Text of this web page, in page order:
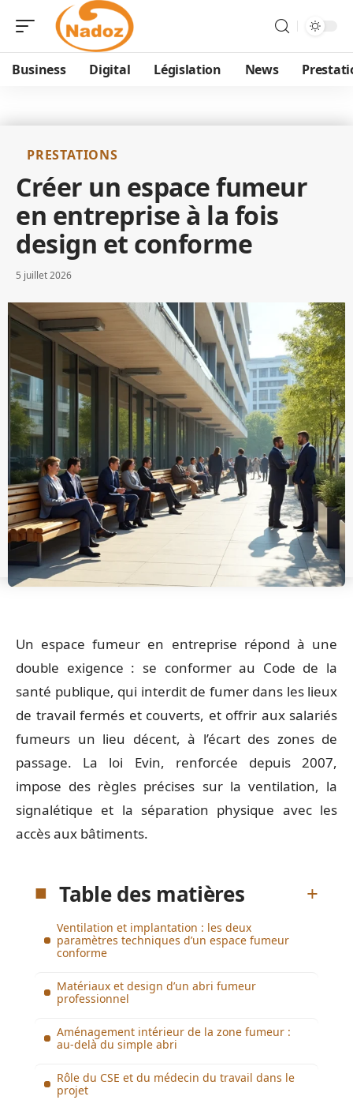
Business Digital Législation News
PRESTATIONS
Créer un espace fumeur
en entreprise à la fois
design et conforme
5 juillet 2026
Un espace fumeur en entreprise répond à une
double exigence : se conformer au Code de la
santé publique, qui interdit de fumer dans les lieux
de travail fermés et couverts, et offrir aux salariés
fumeurs un lieu décent, à l’écart des zones de
passage. La loi Evin, renforcée depuis 2007,
impose des règles précises sur la ventilation, la
signalétique et la séparation physique avec les
accès aux bâtiments.
Table des matières
Ventilation et implantation : les deux
paramètres techniques d’un espace fumeur
conforme
Matériaux et design d’un abri fumeur
professionnel
Aménagement intérieur de la zone fumeur :
au-delà du simple abri
Rôle du CSE et du médecin du travail dans le
projet